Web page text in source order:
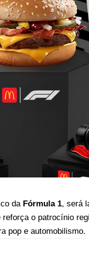
da Fórmula 1, será
o patrocínio
pop e automobilismo.